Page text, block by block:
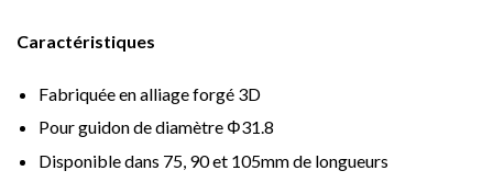
Caractéristiques
Fabriquée en alliage forgé 3D
Pour guidon de diamètre Φ31.8
Disponible dans 75, 90 et 105mm de longueurs